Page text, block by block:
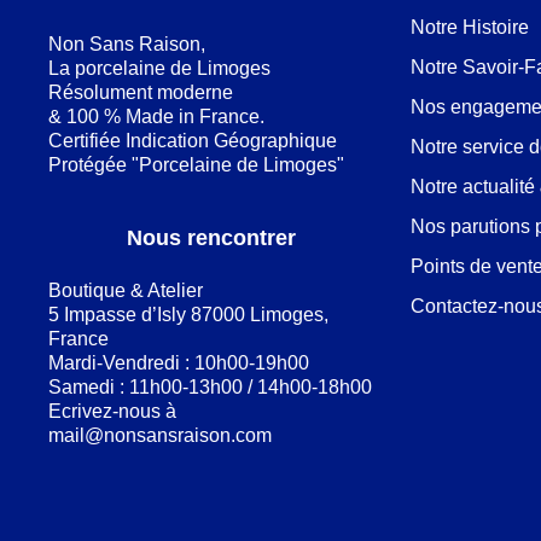
Non Sans Raison,
La porcelaine de Limoges
Résolument moderne
& 100 % Made in France.
Certifiée Indication Géographique
Protégée "Porcelaine de Limoges"
Nous rencontrer
Boutique & Atelier
5 Impasse d’Isly 87000 Limoges,
France
Mardi-Vendredi : 10h00-19h00
Samedi : 11h00-13h00 / 14h00-18h00
Ecrivez-nous à
mail@nonsansraison.com
Notre Histoire
Notre Savoir-
Nos
Notre service
Notre
Nos parutions
Points de
Contactez-